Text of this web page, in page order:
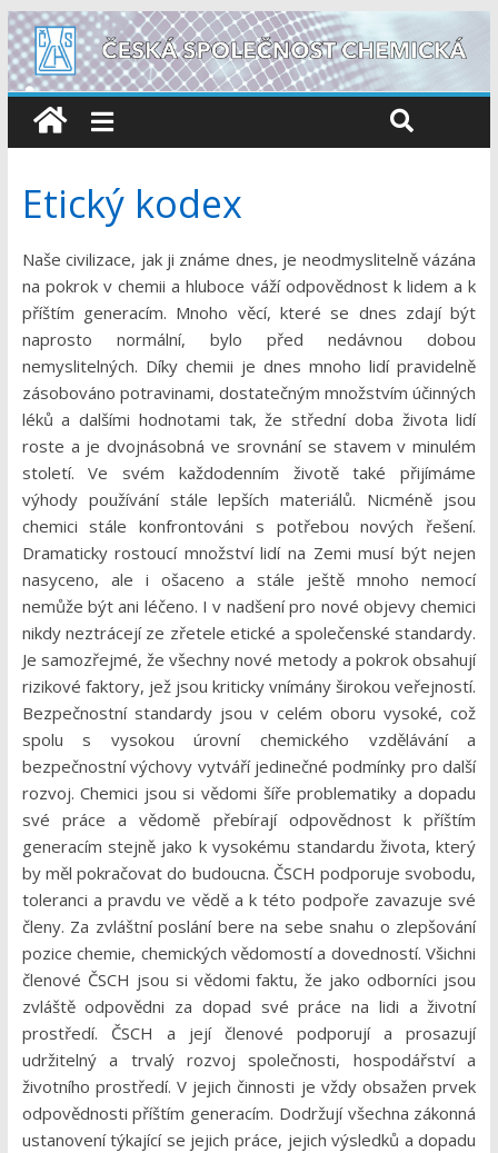
Etický kodex
Naše civilizace, jak ji známe dnes, je neodmyslitelně vázána
na pokrok v chemii a hluboce váží odpovědnost k lidem a k
příštím generacím. Mnoho věcí, které se dnes zdají být
naprosto normální, bylo před nedávnou dobou
nemyslitelných. Díky chemii je dnes mnoho lidí pravidelně
zásobováno potravinami, dostatečným množstvím účinných
léků a dalšími hodnotami tak, že střední doba života lidí
roste a je dvojnásobná ve srovnání se stavem v minulém
století. Ve svém každodenním životě také přijímáme
výhody používání stále lepších materiálů. Nicméně jsou
chemici stále konfrontováni s potřebou nových řešení.
Dramaticky rostoucí množství lidí na Zemi musí být nejen
nasyceno, ale i ošaceno a stále ještě mnoho nemocí
nemůže být ani léčeno. I v nadšení pro nové objevy chemici
nikdy neztrácejí ze zřetele etické a společenské standardy.
Je samozřejmé, že všechny nové metody a pokrok obsahují
rizikové faktory, jež jsou kriticky vnímány širokou veřejností.
Bezpečnostní standardy jsou v celém oboru vysoké, což
spolu s vysokou úrovní chemického vzdělávání a
bezpečnostní výchovy vytváří jedinečné podmínky pro další
rozvoj. Chemici jsou si vědomi šíře problematiky a dopadu
své práce a vědomě přebírají odpovědnost k příštím
generacím stejně jako k vysokému standardu života, který
by měl pokračovat do budoucna. ČSCH podporuje svobodu,
toleranci a pravdu ve vědě a k této podpoře zavazuje své
členy. Za zvláštní poslání bere na sebe snahu o zlepšování
pozice chemie, chemických vědomostí a dovedností. Všichni
členové ČSCH jsou si vědomi faktu, že jako odborníci jsou
zvláště odpovědni za dopad své práce na lidi a životní
prostředí. ČSCH a její členové podporují a prosazují
udržitelný a trvalý rozvoj společnosti, hospodářství a
životního prostředí. V jejich činnosti je vždy obsažen prvek
odpovědnosti příštím generacím. Dodržují všechna zákonná
ustanovení týkající se jejich práce, jejich výsledků a dopadu